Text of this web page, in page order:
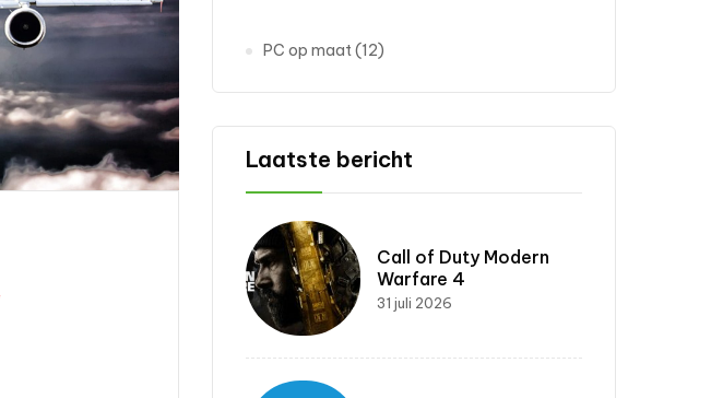
PC op maat(12)
Laatste bericht
Call of Duty Modern
Warfare 4
31 juli 2026